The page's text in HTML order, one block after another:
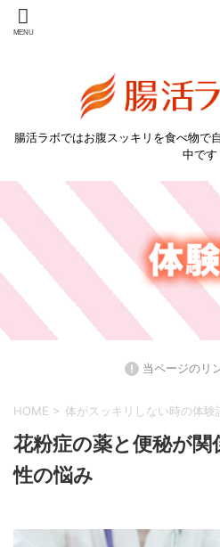
腸活ラボではお腹スッキリを食べ物で
中です
! 当ページのリ
HOME > 体がスッキリしない時の体験
花粉症の薬と便秘が
性の悩み